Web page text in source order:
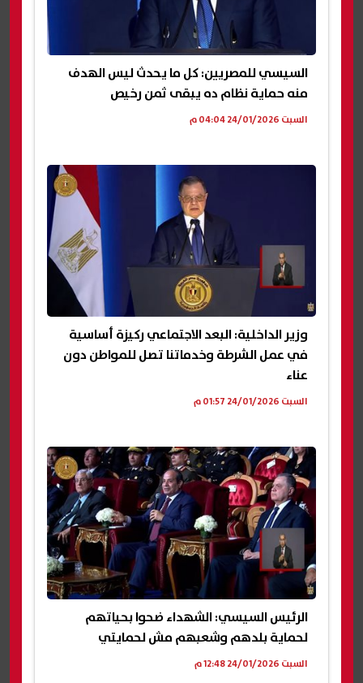
السيسي للمصريين: كل ما يحدث ليس الهدف
منه حماية نظام ده يبقى ثمن رخيص
السبت 24/01/2026 04:04 م
وزير الداخلية: البعد الاجتماعي ركيزة أساسية
في عمل الشرطة وخدماتنا تصل للمواطن دون
عناء
السبت 24/01/2026 01:57 م
الرئيس السيسي: الشهداء ضحوا بحياتهم
لحماية بلدهم وشعبهم مش لحمايتي
السبت 24/01/2026 12:48 م